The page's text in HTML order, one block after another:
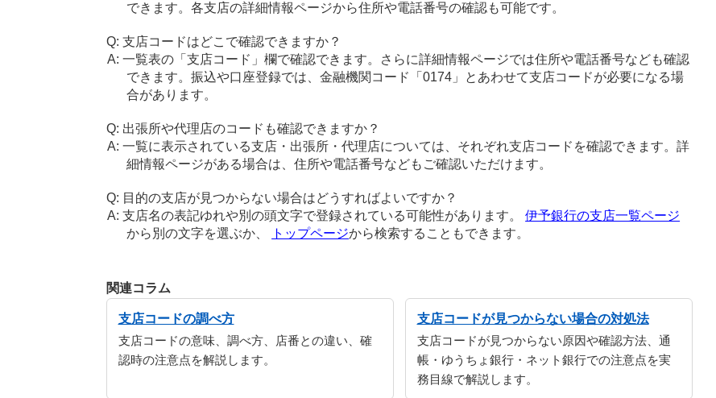
できます。各支店の詳細情報ページから住所や電話番号の確認も可能です。
支店コードはどこで確認できますか？
一覧表の「支店コード」欄で確認できます。さらに詳細情報ページでは住所や電話番号なども確認
できます。振込や口座登録では、金融機関コード「0174」とあわせて支店コードが必要になる場
合があります。
出張所や代理店のコードも確認できますか？
一覧に表示されている支店・出張所・代理店については、それぞれ支店コードを確認できます。詳
細情報ページがある場合は、住所や電話番号などもご確認いただけます。
目的の支店が見つからない場合はどうすればよいですか？
支店名の表記ゆれや別の頭文字で登録されている可能性があります。伊予銀行の支店一覧ページ
から別の文字を選ぶか、
トップページから検索することもできます。
関連コラム
支店コードの調べ方
支店コードの意味、調べ方、店番との違い、確
認時の注意点を解説します。
支店コードが見つからない場合の対処法
支店コードが見つからない原因や確認方法、通
帳・ゆうちょ銀行・ネット銀行での注意点を実
務目線で解説します。